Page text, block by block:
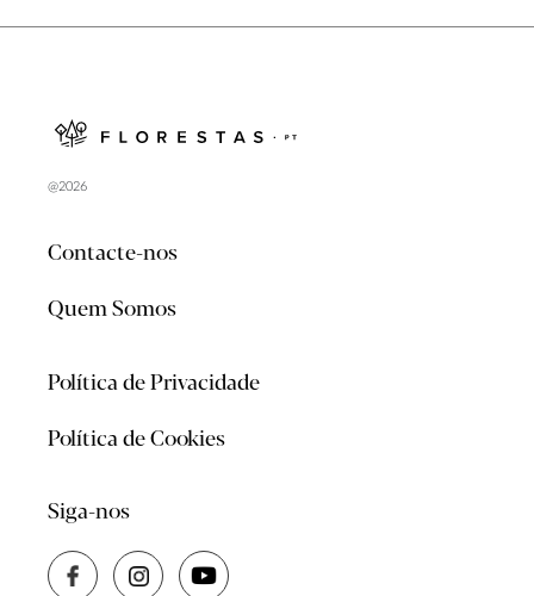
@2026
Contacte-nos
Quem Somos
Política de Privacidade
Política de Cookies
Siga-nos